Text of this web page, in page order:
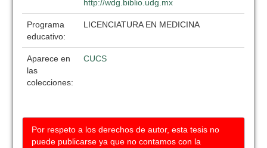
http://wdg.biblio.udg.mx
Programa
educativo:
LICENCIATURA EN MEDICINA
Aparece en
las
colecciones:
CUCS
Por respeto a los derechos de autor, esta tesis no
puede publicarse ya que no contamos con la